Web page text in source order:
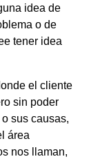
idea de
o de
tener idea
el cliente
sin poder
sus causas,
área
nos llaman,